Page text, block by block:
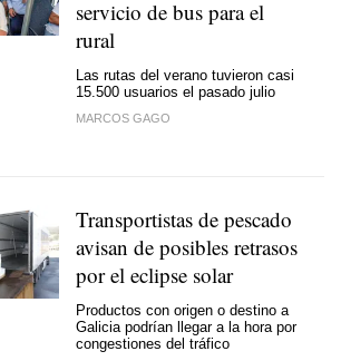
servicio de bus para el
rural
Las rutas del verano tuvieron casi
15.500 usuarios el pasado julio
MARCOS GAGO
Transportistas de pescado
avisan de posibles retrasos
por el eclipse solar
Productos con origen o destino a
Galicia podrían llegar a la hora por
congestiones del tráfico